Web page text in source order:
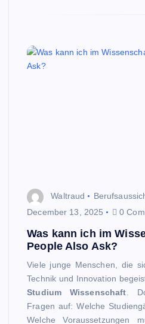
Waltraud
December 13, 2025
0
Was kann ich im
People Also Ask?
Viele junge Menschen, die
Technik und Innovation
Studium Wissenschaft .
Fragen auf: Welche
Welche Voraussetzungen